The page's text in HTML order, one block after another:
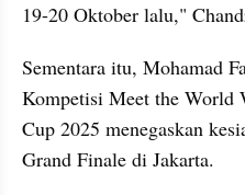
19-20 Oktober lalu,"
Sementara itu, Mohamad
Kompetisi Meet the World
Cup 2025 menegaskan
Grand Finale di Jakarta.